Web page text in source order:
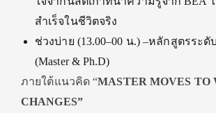
สำเร็จในชีวิตจริง
ช่วงบ่าย (13.00–00 น.) –หลักสูตรระ
(Master & Ph.D)
ภายใต้แนวคิด “MASTER MOVES TO
CHANGES”